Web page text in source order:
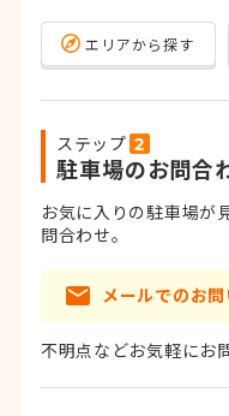
エリアから探す
ステップ
駐車場のお問合
お気に入りの駐車場が
問合わせ。
メールでのお
不明点などお気軽にお